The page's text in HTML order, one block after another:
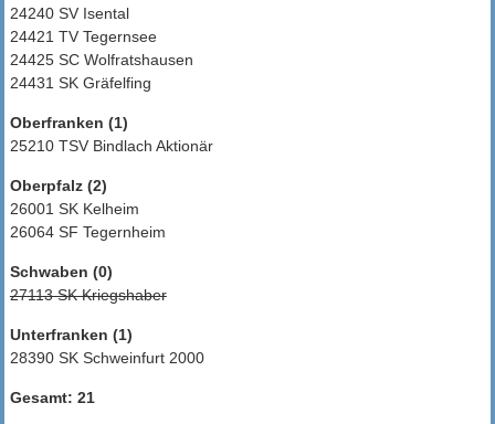
24240 SV Isental
24421 TV Tegernsee
24425 SC Wolfratshausen
24431 SK Gräfelfing
Oberfranken (1)
25210 TSV Bindlach Aktionär
Oberpfalz (2)
26001 SK Kelheim
26064 SF Tegernheim
Schwaben (0)
27113 SK Kriegshaber
Unterfranken (1)
28390 SK Schweinfurt 2000
Gesamt: 21